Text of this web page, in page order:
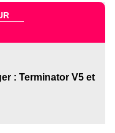
: Terminator V5 et